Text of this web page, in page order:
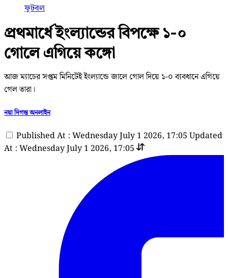
ফুটবল
প্রথমার্ধে ইংল্যান্ডের বিপক্ষে ১-০
গোলে এগিয়ে কঙ্গো
আজ ম্যাচের সপ্তম মিনিটেই ইংল্যান্ডে জালে গোল দিয়ে ১-০ ব্যবধানে এগিয়ে
গেল তারা।
নয়া দিগন্ত অনলাইন
Published At : Wednesday July 1 2026, 17:05 Updated
At : Wednesday July 1 2026, 17:05